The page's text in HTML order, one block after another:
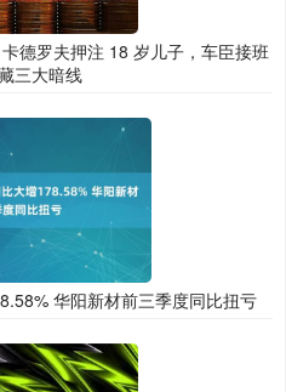
德罗夫押注 18 岁儿子，车臣接班
三大暗线
华阳新材前三季度同比扭亏